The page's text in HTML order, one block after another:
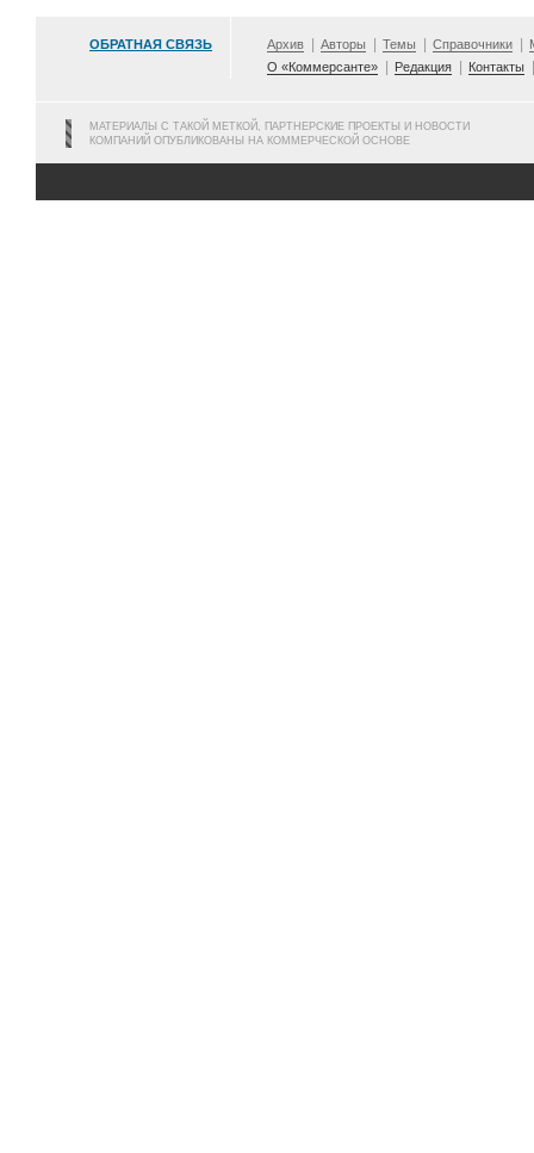
ОБРАТНАЯ СВЯЗЬ Архив Авторы Темы Справочники
О «Коммерсанте»
Редакция Контакты
МАТЕРИАЛЫ С ТАКОЙ МЕТКОЙ, ПАРТНЕРСКИЕ ПРОЕКТЫ И НОВОСТИ
КОМПАНИЙ ОПУБЛИКОВАНЫ НА КОММЕРЧЕСКОЙ ОСНОВЕ